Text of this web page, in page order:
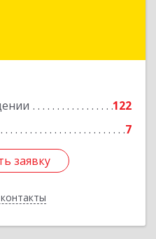
122
7
заявку
Сергиево-Посадский
Подробнее
заявку